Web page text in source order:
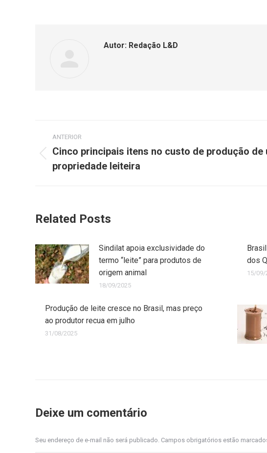
Autor: Redação L&D
ANTERIOR
Cinco principais itens no custo de produção de
propriedade leiteira
Related Posts
Sindilat apoia exclusividade do
termo “leite” para produtos de
origem animal
18/09/2025
dos
15/09/
Produção de leite cresce no Brasil, mas preço
ao produtor recua em julho
31/08/2025
Deixe um comentário
Seu endereço de e-mail não será publicado. Campos obrigatórios estão